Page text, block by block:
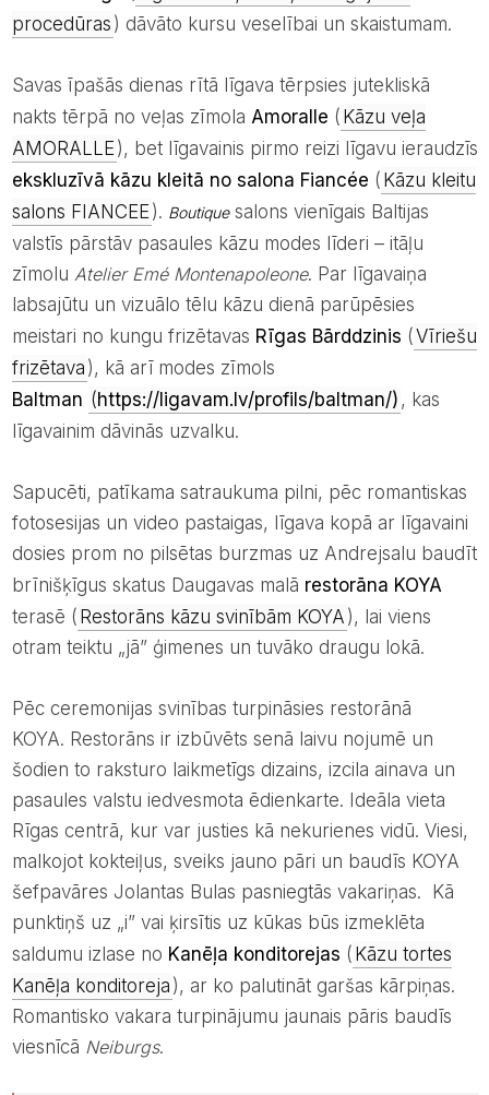
procedūras ) dāvāto kursu veselībai un skaistumam.
Savas īpašās dienas rītā līgava tērpsies jutekliskā
nakts tērpā no veļas zīmola Amoralle ( Kāzu veļa
AMORALLE), bet līgavainis pirmo reizi līgavu ieraudzīs
ekskluzīvā kāzu kleitā no salona Fiancée ( Kāzu kleitu
salons FIANCEE). Boutiquesalons vienīgais Baltijas
valstīs pārstāv pasaules kāzu modes līderi – itāļu
zīmolu Atelier Emé Montenapoleone. Par līgavaiņa
labsajūtu un vizuālo tēlu kāzu dienā parūpēsies
meistari no kungu frizētavas Rīgas Bārddzinis (Vīriešu
frizētava ), kā arī modes zīmols
Baltman (https://ligavam.lv/profils/baltman/) , kas
līgavainim dāvinās uzvalku.
Sapucēti, patīkama satraukuma pilni, pēc romantiskas
fotosesijas un video pastaigas, līgava kopā ar līgavaini
dosies prom no pilsētas burzmas uz Andrejsalu baudīt
brīnišķīgus skatus Daugavas malā restorāna KOYA
terasē ( Restorāns kāzu svinībām KOYA ), lai viens
otram teiktu „jā” ģimenes un tuvāko draugu lokā.
Pēc ceremonijas svinības turpināsies restorānā
KOYA. Restorāns ir izbūvēts senā laivu nojumē un
šodien to raksturo laikmetīgs dizains, izcila ainava un
pasaules valstu iedvesmota ēdienkarte. Ideāla vieta
Rīgas centrā, kur var justies kā nekurienes vidū. Viesi,
malkojot kokteiļus, sveiks jauno pāri un baudīs KOYA
šefpavāres Jolantas Bulas pasniegtās vakariņas. Kā
punktiņš uz „i” vai ķirsītis uz kūkas būs izmeklēta
saldumu izlase no Kanēļa konditorejas ( Kāzu tortes
Kanēļa konditoreja ), ar ko palutināt garšas kārpiņas.
Romantisko vakara turpinājumu jaunais pāris baudīs
viesnīcā Neiburgs.